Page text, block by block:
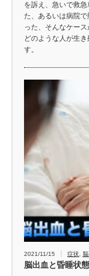
を訴え、急いで救
た、あるいは病院
った、そんなケー
どのような人が生
す。
2021/11/15 症状
脳出血と昏睡状